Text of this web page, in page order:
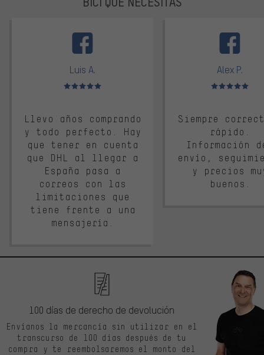
Luis A.
Valoración media: 5 de 5
Llevo años comprando
y todo perfecto. Hay
que tener en cuenta
que DHL al llegar a
España pasa a
correos con las
limitaciones que
tiene frente a una
mensajería.
Alex P.
Valoración
Siempre
rápido.
Información
envío,
y precios
buenos.
100 días de derecho de devolución
Envíanos la mercancía sin utilizar en el
transcurso de 100 días después de tu
compra y te reembolsaremos el monto del